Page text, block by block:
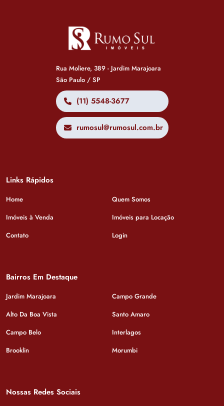
Rua Moliere, 389 - Jardim Marajoara
São Paulo / SP
(11) 5548-3677
rumosul@rumosul.com.br
Links Rápidos
Home
Quem Somos
Imóveis à Venda
Imóveis para Locação
Contato
Login
Bairros Em Destaque
Jardim Marajoara
Campo Grande
Alto Da Boa Vista
Santo Amaro
Campo Belo
Interlagos
Brooklin
Morumbi
Nossas Redes Sociais